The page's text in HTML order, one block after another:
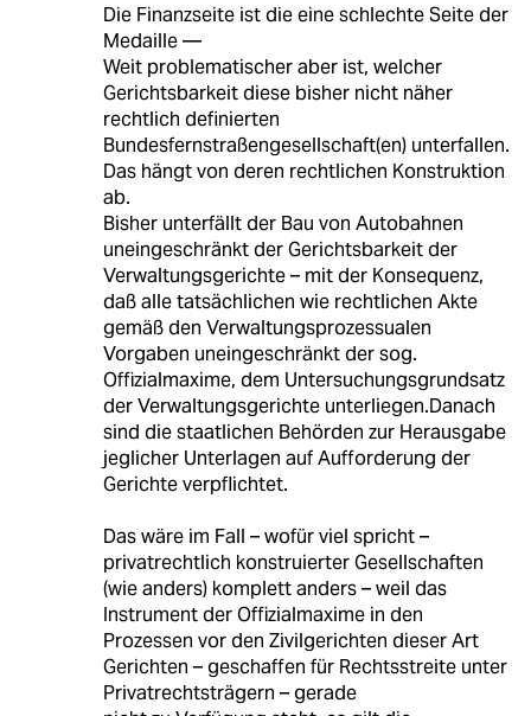
Die Finanzseite ist die eine schlechte Seite der
Medaille —
Weit problematischer aber ist, welcher
Gerichtsbarkeit diese bisher nicht näher
rechtlich definierten
Bundesfernstraßengesellschaft(en) unterfallen.
Das hängt von deren rechtlichen Konstruktion
ab.
Bisher unterfällt der Bau von Autobahnen
uneingeschränkt der Gerichtsbarkeit der
Verwaltungsgerichte – mit der Konsequenz,
daß alle tatsächlichen wie rechtlichen Akte
gemäß den Verwaltungsprozessualen
Vorgaben uneingeschränkt der sog.
Offizialmaxime, dem Untersuchungsgrundsatz
der Verwaltungsgerichte unterliegen.Danach
sind die staatlichen Behörden zur Herausgabe
jeglicher Unterlagen auf Aufforderung der
Gerichte verpflichtet.
Das wäre im Fall – wofür viel spricht –
privatrechtlich konstruierter Gesellschaften
(wie anders) komplett anders – weil das
Instrument der Offizialmaxime in den
Prozessen vor den Zivilgerichten dieser Art
Gerichten – geschaffen für Rechtsstreite unter
Privatrechtsträgern – gerade